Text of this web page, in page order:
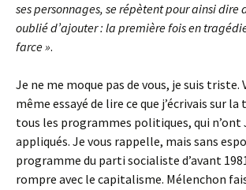
ses personnages, se répètent pour ainsi dire
oublié d’ajouter : la première fois en
farce ».
Je ne me moque pas de vous, je suis triste.
même essayé de lire ce que j’écrivais sur
tous les programmes politiques, qui n’ont
appliqués. Je vous rappelle, mais sans
programme du parti socialiste d’avant
rompre avec le capitalisme. Mélenchon